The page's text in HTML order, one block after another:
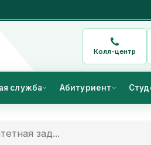
Колл-центр
служба Абитуриент
зад...